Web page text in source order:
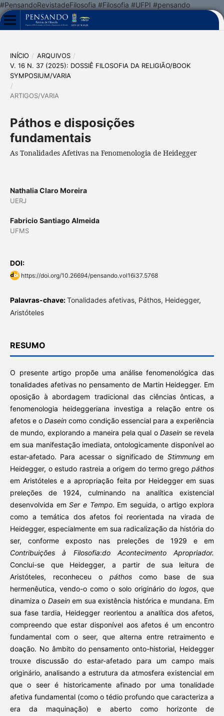
#PensandoRevistadeFilosofia #Filosofia #UFPI #pensando
INÍCIO / ARQUIVOS /
V. 16 N. 37 (2025): DOSSIÊ FILOSOFIA DA RELIGIÃO/BOOK
SYMPOSIUM/VARIA
/
ARTIGOS/VARIA
Páthos e disposições
fundamentais
As Tonalidades Afetivas na Fenomenologia de Heidegger
Nathalia Claro Moreira
UERJ
Fabricio Santiago Almeida
UFMS
DOI:
https://doi.org/10.26694/pensando.vol16i37.5768
Palavras-chave:Tonalidades afetivas, Páthos, Heidegger,
Aristóteles
RESUMO
O presente artigo propõe uma análise fenomenológica das
tonalidades afetivas no pensamento de Martin Heidegger. Em
oposição à abordagem tradicional das ciências ônticas, a
fenomenologia heideggeriana investiga a relação entre os
afetos e oDasein como condição essencial para a experiência
de mundo, explorando a maneira pela qual oDasein se revela
em sua manifestação imediata, ontologicamente disponível ao
estar-afetado. Para acessar o significado de Stimmung em
Heidegger, o estudo rastreia a origem do termo gregopáthos
em Aristóteles e a apropriação feita por Heidegger em suas
preleções de 1924, culminando na analítica existencial
desenvolvida emSer e Tempo. Em seguida, o artigo explora
como a temática dos afetos foi reorientada na virada de
Heidegger, especialmente em sua radicalização da história do
ser, conforme exposto nas preleções de 1929 e em
Contribuições à Filosofia:do Acontecimento Apropriador.
Conclui-se que Heidegger, a partir de sua leitura de
Aristóteles, reconheceu o páthos como base de sua
hermenêutica, vendo-o como o solo originário do logos, que
dinamiza o Daseinem sua existência histórica e mundana. Em
sua fase tardia, Heidegger reorientou a analítica dos afetos,
compreendo que estar disponível aos afetos é um encontro
fundamental com o seer, que alterna entre retraimento e
doação. No âmbito do pensamento onto-historial, Heidegger
trouxe discussão do estar-afetado para um campo mais
originário, analisando a estrutura da atmosfera existencial em
que o seer é historicamente afinado por uma tonalidade
afetiva fundamental (como o tédio profundo que caracteriza a
era da maquinação) e aberto como horizonte de